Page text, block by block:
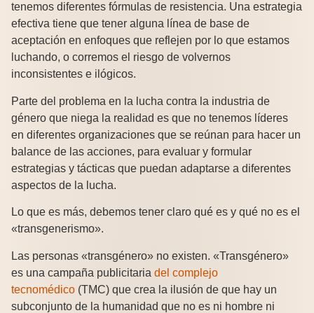
tenemos diferentes fórmulas de resistencia. Una estrategia
efectiva tiene que tener alguna línea de base de
aceptación en enfoques que reflejen por lo que estamos
luchando, o corremos el riesgo de volvernos
inconsistentes e ilógicos.
Parte del problema en la lucha contra la industria de
género que niega la realidad es que no tenemos líderes
en diferentes organizaciones que se reúnan para hacer un
balance de las acciones, para evaluar y formular
estrategias y tácticas que puedan adaptarse a diferentes
aspectos de la lucha.
Lo que es más, debemos tener claro qué es y qué no es el
«transgenerismo».
Las personas «transgénero» no existen. «Transgénero»
es una campaña publicitaria del complejo
tecnomédico (TMC) que crea la ilusión de que hay un
subconjunto de la humanidad que no es ni hombre ni